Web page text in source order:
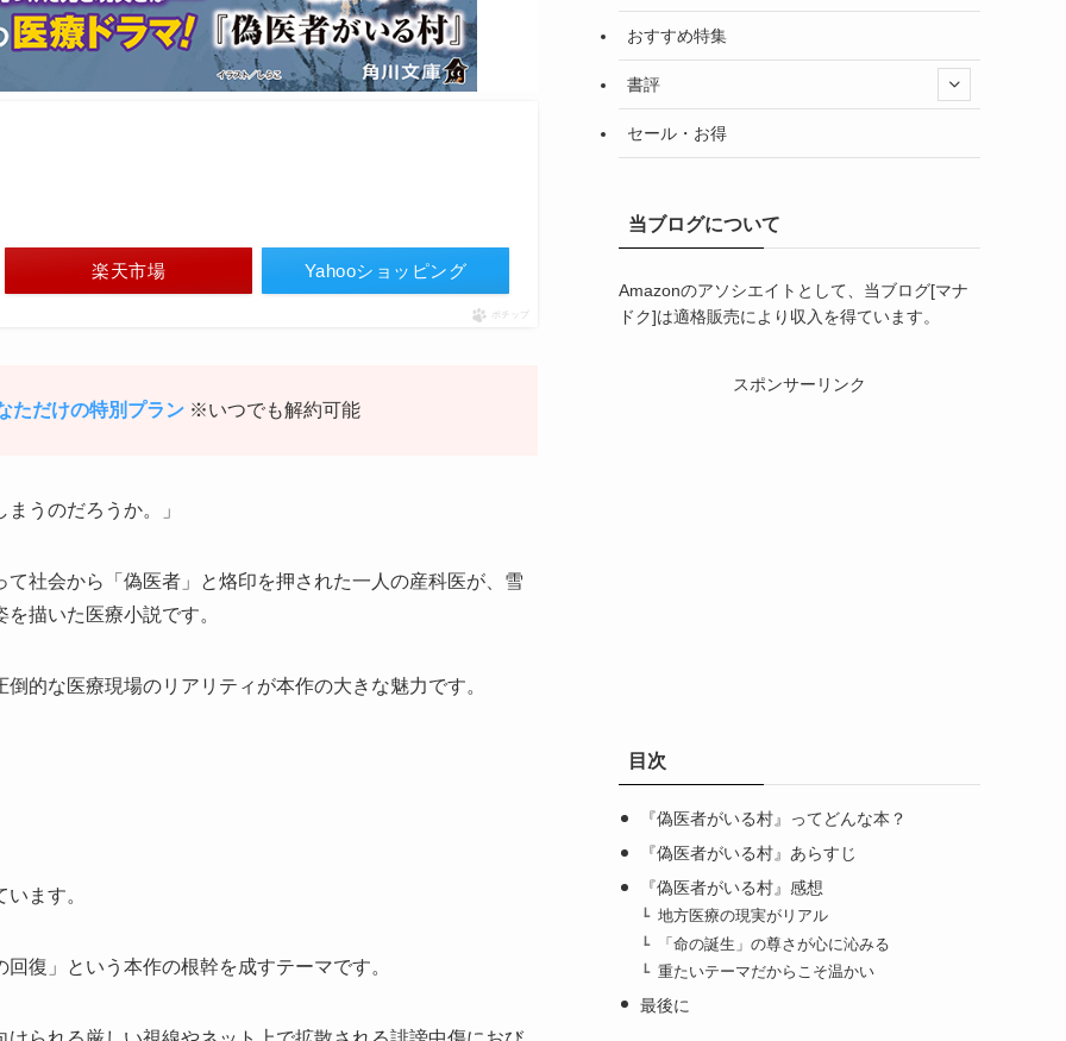
楽天市場 Yahooショッピング
ポチップ
ただけの特別プラン ※いつでも解約可能
うのだろうか。」
て社会から「偽医者」と烙印を押された一人の産科医が、雪
描いた医療小説です。
的な医療現場のリアリティが本作の大きな魅力です。
ます。
復」という本作の根幹を成すテーマです。
おすすめ特集
書評
セール・お得
当ブログについて
Amazonのアソシエイトとして、当ブログ[マナ
ドク]は適格販売により収入を得ています。
スポンサーリンク
目次
『偽医者がいる村』ってどんな本？
『偽医者がいる村』あらすじ
『偽医者がいる村』感想
地方医療の現実がリアル
「命の誕生」の尊さが心に沁みる
重たいテーマだからこそ温かい
最後に